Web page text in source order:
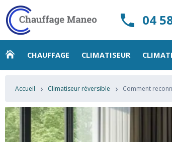
Accueil › Climatiseur réversible › Comment
04
CHAUFFAGE CLIMATISEUR